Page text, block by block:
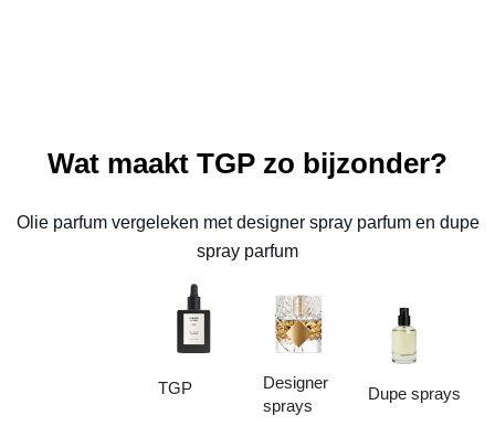
Wat maakt TGP zo bijzonder?
Olie parfum vergeleken met designer spray parfum en dupe
spray parfum
TGP
Designer
sprays
Dupe sprays